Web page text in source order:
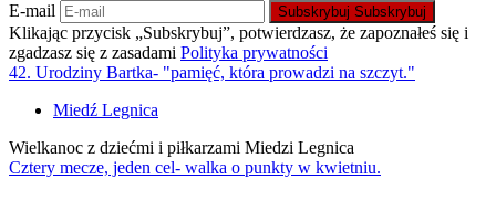
E-mail Subskrybuj Subskrybuj
Klikając przycisk „Subskrybuj”, potwierdzasz, że zapoznałeś się i
zgadzasz się z zasadami Polityka prywatności
42. Urodziny Bartka- "pamięć, która prowadzi na szczyt."
Miedź Legnica
Wielkanoc z dziećmi i piłkarzami Miedzi Legnica
Cztery mecze, jeden cel- walka o punkty w kwietniu.